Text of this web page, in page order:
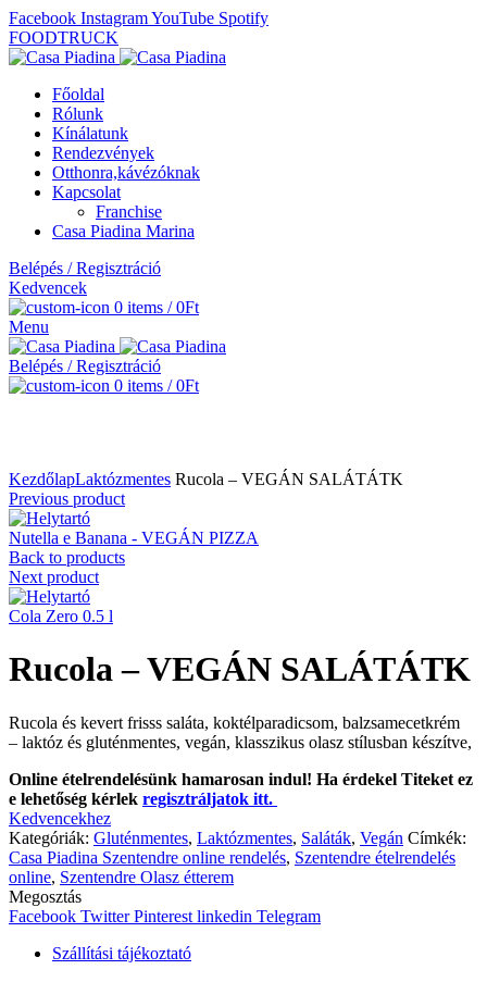
Facebook InstagramYouTube Spotify
FOODTRUCK
Főoldal
Rólunk
Kínálatunk
Rendezvények
Otthonra,kávézóknak
Kapcsolat
Franchise
Casa Piadina Marina
Belépés / Regisztráció
Kedvencek
0 items / 0Ft
Menu
Belépés / Regisztráció
0 items / 0Ft
KezdőlapLaktózmentes Rucola – VEGÁN SALÁTÁTK
Previous product
Nutella e Banana - VEGÁN PIZZA
Back to products
Next product
Cola Zero 0.5 l
Rucola – VEGÁN SALÁTÁTK
Rucola és kevert frisss saláta, koktélparadicsom, balzsamecetkrém
– laktóz és gluténmentes, vegán, klasszikus olasz stílusban készítve,
Online ételrendelésünk hamarosan indul! Ha érdekel Titeket ez
e lehetőség kérlek regisztráljatok itt.
Kedvencekhez
Kategóriák: Gluténmentes, Laktózmentes, Saláták, Vegán Címkék:
Casa Piadina Szentendre online rendelés, Szentendre ételrendelés
online, Szentendre Olasz étterem
Megosztás
Facebook Twitter Pinterest linkedin Telegram
Szállítási tájékoztató